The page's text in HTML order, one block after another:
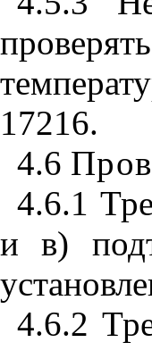
17216.
4.6
4.6.1
и в)
4.6.2